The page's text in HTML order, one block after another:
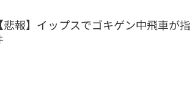
悲報】イップスでゴキゲン中飛車が指